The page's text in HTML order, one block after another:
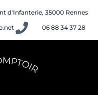
d'Infanterie, 35000 Rennes
06 88 34 37 28